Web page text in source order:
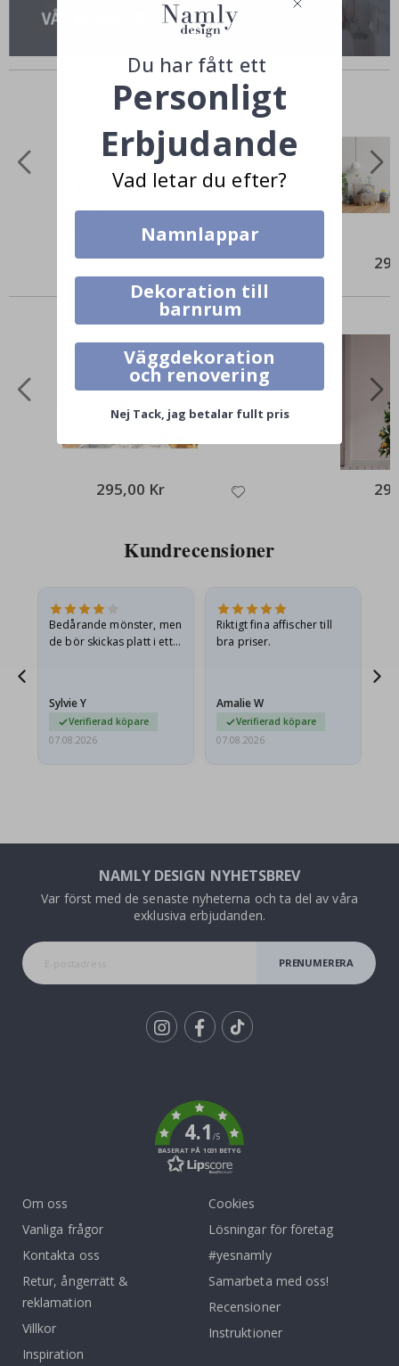
Andra köpte också
299,00 Kr
Liknande Produkter
295,00 Kr
Kundrecensioner
Bedårande mönster, men
de bör skickas platt i ett
Sylvie Y
Verifierad köpare
07.08.2026
Riktigt fina affischer till
bra priser.
Amalie W
Verifierad köpare
07.08.2026
NAMLY DESIGN NYHETSBREV
Var först med de senaste nyheterna och ta del av våra
exklusiva erbjudanden.
PRENUMERERA
4.1/5
BASERAT PÅ 1031 BETYG
Om oss
Vanliga frågor
Kontakta oss
Retur, ångerrätt &
reklamation
Villkor
Inspiration
Cookies
Lösningar för företag
#yesnamly
Samarbeta med oss!
Recensioner
Instruktioner
Du har fått ett
Personligt
Erbjudande
Vad letar du efter?
Namnlappar
Dekoration till
barnrum
Väggdekoration
och renovering
Nej Tack, jag betalar fullt pris